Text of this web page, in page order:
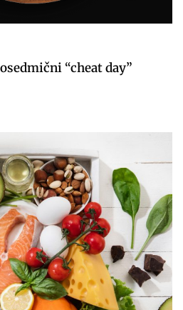
“cheat day”